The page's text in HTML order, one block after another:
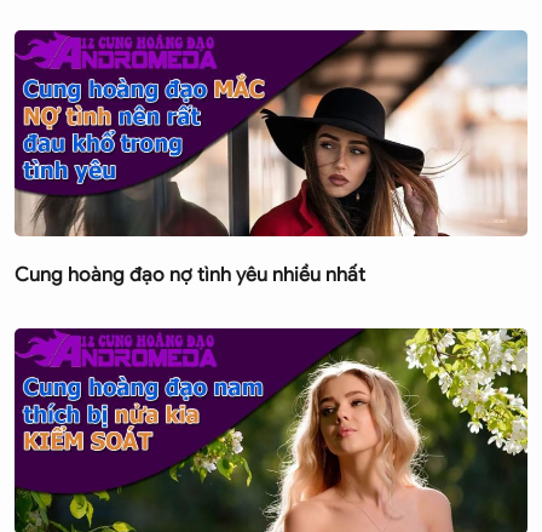
Cung hoàng đạo nợ tình yêu nhiều nhất